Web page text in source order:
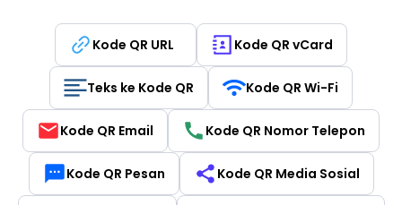
Kode QR URL Kode QR vCard
Teks ke Kode QR Kode QR Wi-Fi
Kode QR Email Kode QR Nomor Telepon
Kode QR Pesan Kode QR Media Sosial